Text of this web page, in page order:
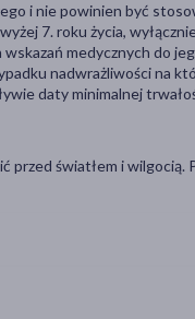
i nie powinien być
7. roku życia,
medycznych do
nadwrażliwości na
daty minimalnej
przed światłem i